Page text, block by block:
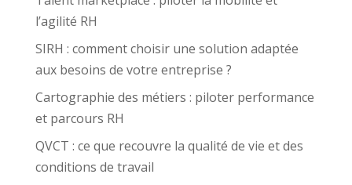
l’agilité RH
SIRH : comment choisir une solution adaptée
aux besoins de votre entreprise ?
Cartographie des métiers : piloter performance
et parcours RH
QVCT : ce que recouvre la qualité de vie et des
conditions de travail